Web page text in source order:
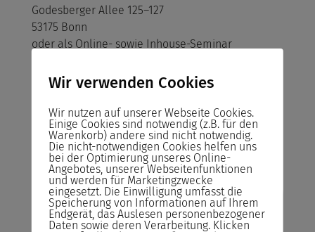
Godesberger Allee 125–127
53175 Bonn
oder als Online- sowie Inhouse-Seminar
Alle Seminarräume sind freundlich und
hell ausgestattet mit einer
hochwertigen Infrastruktur.
Risikofreies Buchen
Wir verwenden Cookies
Wir nutzen auf unserer Webseite Cookies.
Einige Cookies sind notwendig (z.B. für den
Warenkorb) andere sind nicht notwendig.
Die nicht-notwendigen Cookies helfen uns
bei der Optimierung unseres Online-
Angebotes, unserer Webseitenfunktionen
und werden für Marketingzwecke
eingesetzt. Die Einwilligung umfasst die
Speicherung von Informationen auf Ihrem
Endgerät, das Auslesen personenbezogener
Daten sowie deren Verarbeitung. Klicken